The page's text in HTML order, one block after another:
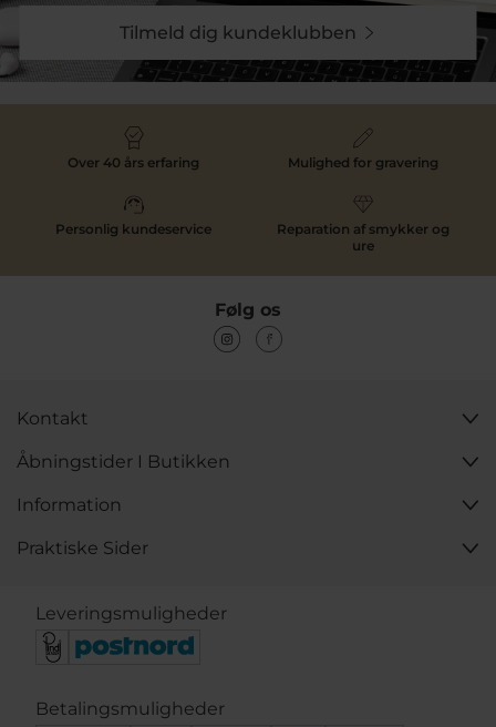
Tilmeld dig kundeklubben
Over 40 års erfaring Mulighed for gravering
Personlig kundeservice
Reparation af smykker og
ure
Følg os
Kontakt
Åbningstider I Butikken
Information
Praktiske Sider
Leveringsmuligheder
Betalingsmuligheder